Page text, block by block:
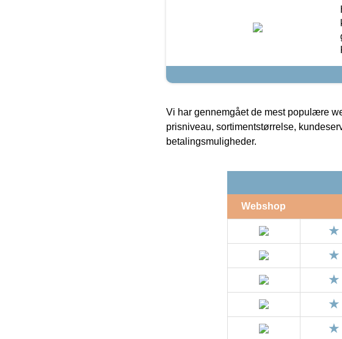
Vi har gennemgået de mest populære
prisniveau, sortimentstørrelse,
betalingsmuligheder.
Webshop